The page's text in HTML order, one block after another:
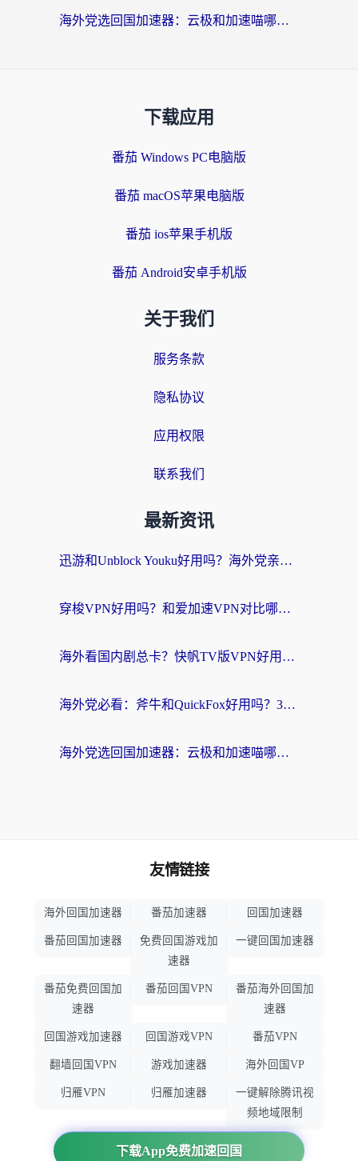
海外党选回国加速器：云极和加速喵哪个好？附3款热门工具实测对比
下载应用
番茄 Windows PC电脑版
番茄 macOS苹果电脑版
番茄 ios苹果手机版
番茄 Android安卓手机版
关于我们
服务条款
隐私协议
应用权限
联系我们
最新资讯
迅游和Unblock Youku好用吗？海外党亲测：3个维度教你选对回国加速器
穿梭VPN好用吗？和爱加速VPN对比哪个回国效果更好？海外党必看的实用指南
海外看国内剧总卡？快帆TV版VPN好用吗？和海牛VPN对比哪个回国效果更好？
海外党必看：斧牛和QuickFox好用吗？3步选对回国加速器，无缝刷国内剧玩游戏
海外党选回国加速器：云极和加速喵哪个好？附3款热门工具实测对比
下载App免费加速回国
友情链接
海外回国加速器 番茄加速器 回国加速器
番茄回国加速器
免费回国游戏加
速器
一键回国加速器
番茄免费回国加
速器
番茄回国VPN
番茄海外回国加
速器
回国游戏加速器 回国游戏VPN 番茄VPN
翻墙回国VPN 游戏加速器 海外回国VP
归雁VPN 归雁加速器
一键解除腾讯视
频地域限制
回国VPN推荐 回国VPN